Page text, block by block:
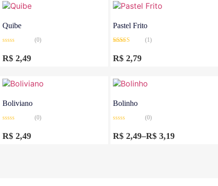
Quibe
0
de
(0)
R$ 2,49
Pastel Frito
5.00de 5
(1)
R$2,79
Boliviano
0
de
(0)
R$ 2,49
Bolinho
0
de
(0)
R$2,49–R$3,19